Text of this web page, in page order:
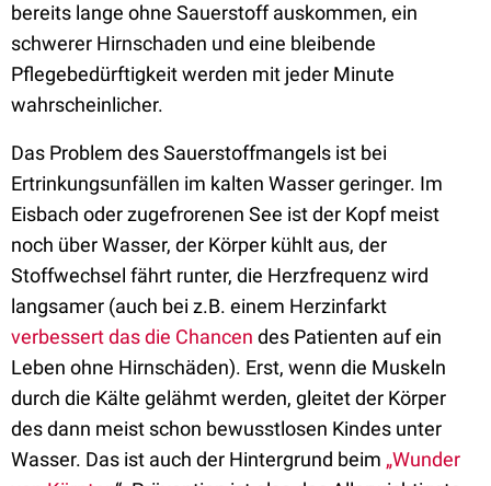
bereits lange ohne Sauerstoff auskommen, ein
schwerer Hirnschaden und eine bleibende
Pflegebedürftigkeit werden mit jeder Minute
wahrscheinlicher.
Das Problem des Sauerstoffmangels ist bei
Ertrinkungsunfällen im kalten Wasser geringer. Im
Eisbach oder zugefrorenen See ist der Kopf meist
noch über Wasser, der Körper kühlt aus, der
Stoffwechsel fährt runter, die Herzfrequenz wird
langsamer (auch bei z.B. einem Herzinfarkt
verbessert das die Chancen des Patienten auf ein
Leben ohne Hirnschäden). Erst, wenn die Muskeln
durch die Kälte gelähmt werden, gleitet der Körper
des dann meist schon bewusstlosen Kindes unter
Wasser. Das ist auch der Hintergrund beim „Wunder